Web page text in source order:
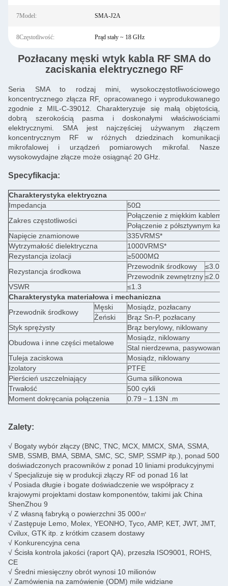
7Model: SMA-J2A
8Częstotliwość: Prąd stały ~ 18 GHz
Pozłacany męski wtyk kabla RF SMA do
zaciskania elektrycznego RF
Seria SMA to rodzaj mini, wysokoczęstotliwościowego
koncentrycznego złącza RF, opracowanego i wyprodukowanego
zgodnie z MIL-C-39012. Charakteryzuje się małą objętością,
dobrą szerokością pasma i doskonałymi właściwościami
elektrycznymi. SMA jest najczęściej używanym złączem
koncentrycznym RF w różnych dziedzinach komunikacji
mikrofalowej i urządzeń pomiarowych mikrofal. Nasze
wysokowydajne złącze może osiągnąć 20 GHz.
Specyfikacja:
Charakterystyka elektryczna
Impedancja
50Ω
Zakres częstotliwości
Połączenie z miękkim kablem
Połączenie z półsztywnym
Napięcie znamionowe
335VRMS*
Wytrzymałość dielektryczna
1000VRMS*
Rezystancja izolacji
≥5000MΩ
Rezystancja środkowa
Przewodnik środkowy
Przewodnik zewnętrzny
VSWR
≤1.3
Charakterystyka materiałowa i mechaniczna
Przewodnik środkowy
Męski
Mosiądz, pozłacany
Żeński
Brąz Sn-P, pozłacany
Styk sprężysty
Brąz berylowy, niklowany
Obudowa i inne części metalowe
Mosiądz, niklowany
Stal nierdzewna, pasywowana
Tuleja zaciskowa
Mosiądz, niklowany
Izolatory
PTFE
Pierścień uszczelniający
Guma silikonowa
Trwałość
500 cykli
Moment dokręcania połączenia
0.79－1.13N .m
Zalety:
√ Bogaty wybór złączy (BNC, TNC, MCX, MMCX, SMA, SSMA,
SMB, SSMB, BMA, SBMA, SMC, SC, SMP, SSMP itp.), ponad 500
doświadczonych pracowników z ponad 10 liniami produkcyjnymi
√ Specjalizuje się w produkcji złączy RF od ponad 16 lat
√ Posiada długie i bogate doświadczenie we współpracy z
krajowymi projektami dostaw komponentów, takimi jak China
ShenZhou 9
√ Z własną fabryką o powierzchni 35 000㎡
√ Zastępuje Lemo, Molex, YEONHO, Tyco, AMP, KET, JWT, JMT,
Cvilux, GTK itp. z krótkim czasem dostawy
√ Konkurencyjna cena
√ Ścisła kontrola jakości (raport QA), przeszła ISO9001, ROHS,
CE
√ Średni miesięczny obrót wynosi 10 milionów
√ Zamówienia na zamówienie (ODM) mile widziane